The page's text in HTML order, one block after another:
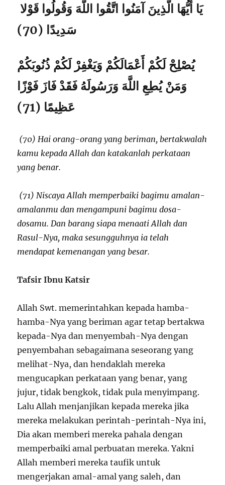
يَا أَيُّهَا الَّذِينَ آمَنُوا اتَّقُوا اللَّهَ وَقُولُوا قَوْلا
سَدِيدًا (70)
يُصْلِحْ لَكُمْ أَعْمَالَكُمْ وَيَغْفِرْ لَكُمْ ذُنُوبَكُمْ
وَمَنْ يُطِعِ اللَّهَ وَرَسُولَهُ فَقَدْ فَازَ فَوْزًا
(70) Hai orang-orang yang beriman, bertakwalah
kamu kepada Allah dan katakanlah perkataan
yang benar.
(71) Niscaya Allah memperbaiki bagimu amalan-
amalanmu dan mengampuni bagimu dosa-
dosamu. Dan barang siapa menaati Allah dan
Rasul-Nya, maka sesungguhnya ia telah
mendapat kemenangan yang besar.
Tafsir Ibnu Katsir
Allah Swt. memerintahkan kepada hamba-
hamba-Nya yang beriman agar tetap bertakwa
kepada-Nya dan menyembah-Nya dengan
penyembahan sebagaimana seseorang yang
melihat-Nya, dan hendaklah mereka
mengucapkan perkataan yang benar, yang
jujur, tidak bengkok, tidak pula menyimpang.
Lalu Allah menjanjikan kepada mereka jika
mereka melakukan perintah-perintah-Nya ini,
Dia akan memberi mereka pahala dengan
memperbaiki amal perbuatan mereka. Yakni
Allah memberi mereka taufik untuk
mengerjakan amal-amal yang saleh, dan